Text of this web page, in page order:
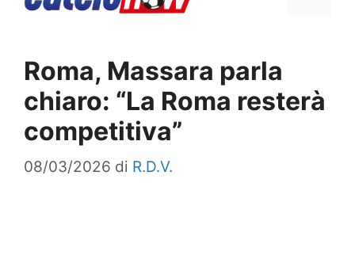
Roma, Massara parla
chiaro: “La Roma resterà
competitiva”
08/03/2026 di R.D.V.